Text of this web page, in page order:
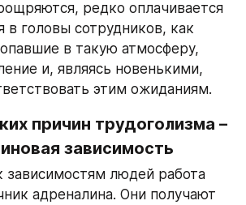
редко оплачивается
в головы сотрудников, как
в такую атмосферу,
и, являясь новенькими,
этим ожиданиям.
причин трудоголизма –
зависимость
зависимостям людей работа
адреналина. Они получают